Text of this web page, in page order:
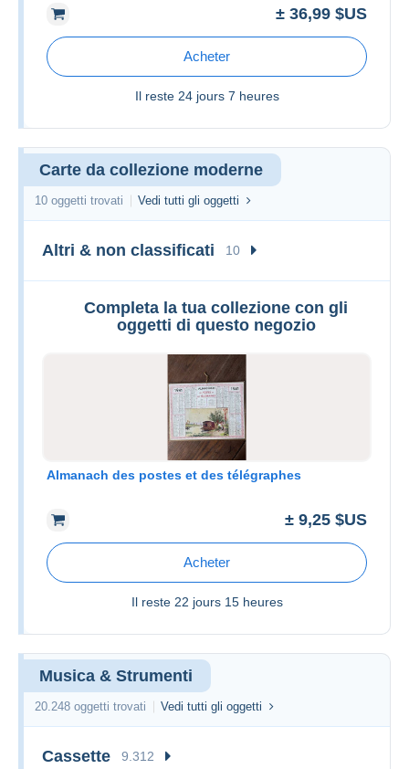
± 36,99 $US
Acheter
Il reste 24 jours 7 heures
Carte da collezione moderne
10 oggetti trovati Vedi tutti gli oggetti
Altri & non classificati 10
Completa la tua collezione con gli
oggetti di questo negozio
Almanach des postes et des télégraphes
± 9,25 $US
Acheter
Il reste 22 jours 15 heures
Musica & Strumenti
20.248 oggetti trovati Vedi tutti gli oggetti
Cassette 9.312